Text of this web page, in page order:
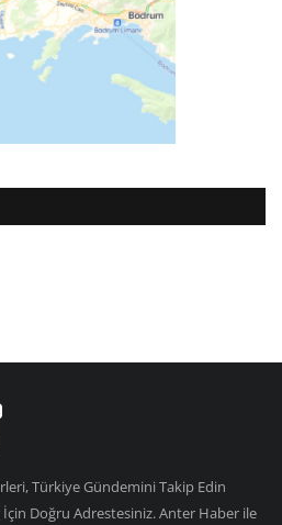
Türkiye Gündemini Takip Edin
Doğru Adrestesiniz. Anter Haber ile